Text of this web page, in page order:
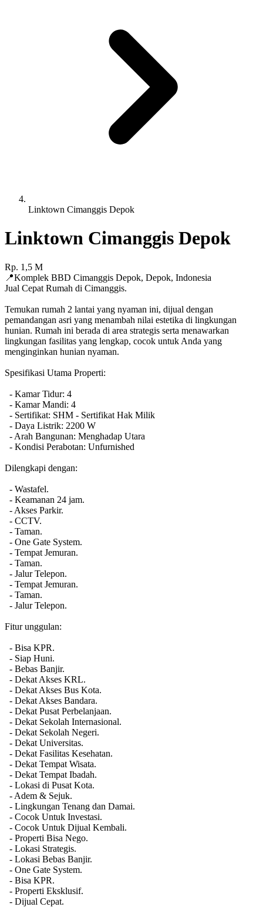
Linktown Cimanggis Depok
Linktown Cimanggis Depok
Rp. 1,5 M
📍Komplek BBD Cimanggis Depok, Depok, Indonesia
Jual Cepat Rumah di Cimanggis.
Temukan rumah 2 lantai yang nyaman ini, dijual dengan
pemandangan asri yang menambah nilai estetika di lingkungan
hunian. Rumah ini berada di area strategis serta menawarkan
lingkungan fasilitas yang lengkap, cocok untuk Anda yang
menginginkan hunian nyaman.
Spesifikasi Utama Properti:
- Kamar Tidur: 4
- Kamar Mandi: 4
- Sertifikat: SHM - Sertifikat Hak Milik
- Daya Listrik: 2200 W
- Arah Bangunan: Menghadap Utara
- Kondisi Perabotan: Unfurnished
Dilengkapi dengan:
- Wastafel.
- Keamanan 24 jam.
- Akses Parkir.
- CCTV.
- Taman.
- One Gate System.
- Tempat Jemuran.
- Taman.
- Jalur Telepon.
- Tempat Jemuran.
- Taman.
- Jalur Telepon.
Fitur unggulan:
- Bisa KPR.
- Siap Huni.
- Bebas Banjir.
- Dekat Akses KRL.
- Dekat Akses Bus Kota.
- Dekat Akses Bandara.
- Dekat Pusat Perbelanjaan.
- Dekat Sekolah Internasional.
- Dekat Sekolah Negeri.
- Dekat Universitas.
- Dekat Fasilitas Kesehatan.
- Dekat Tempat Wisata.
- Dekat Tempat Ibadah.
- Lokasi di Pusat Kota.
- Adem & Sejuk.
- Lingkungan Tenang dan Damai.
- Cocok Untuk Investasi.
- Cocok Untuk Dijual Kembali.
- Properti Bisa Nego.
- Lokasi Strategis.
- Lokasi Bebas Banjir.
- One Gate System.
- Bisa KPR.
- Properti Eksklusif.
- Dijual Cepat.